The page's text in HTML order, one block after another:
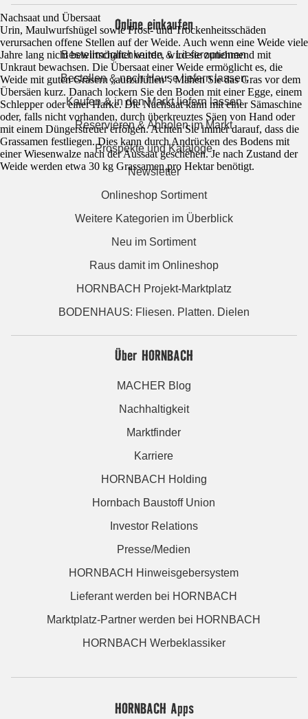
Nachsaat und Übersaat
Urin, Maulwurfshügel sowie Frost- und Trockenheitsschäden
verursachen offene Stellen auf der Weide. Auch wenn eine Weide viele
Jahre lang nicht bewirtschaftet wurde, wird sie zunehmend mit
Unkraut bewachsen. Die Übersaat einer Weide ermöglicht es, die
Weide mit guten Gräsern „aufzufüllen“. Mähen Sie das Gras vor dem
Übersäen kurz. Danach lockern Sie den Boden mit einer Egge, einem
Schlepper oder einer Harke. Die Nachsaat kann mit einer Sämaschine
oder, falls nicht vorhanden, durch überkreuztes Säen von Hand oder
mit einem Düngerstreuer erfolgen. Achten Sie immer darauf, dass die
Grassamen festliegen. Dies kann durch Andrücken des Bodens mit
einer Wiesenwalze nach der Aussaat geschehen. Je nach Zustand der
Weide werden etwa 30 kg Grassamen pro Hektar benötigt.
Online einkaufen
Bestellmöglichkeiten & Lieferoptionen
Bestellen & nach Hause liefern lassen
Kaufen & in den Markt liefern lassen
Reservieren & Abholen im Markt
Prospekte und Kataloge
Newsletter
Onlineshop Sortiment
Weitere Kategorien im Überblick
Neu im Sortiment
Raus damit im Onlineshop
HORNBACH Projekt-Marktplatz
BODENHAUS: Fliesen. Platten. Dielen
Über HORNBACH
MACHER Blog
Nachhaltigkeit
Marktfinder
Karriere
HORNBACH Holding
Hornbach Baustoff Union
Investor Relations
Presse/Medien
HORNBACH Hinweisgebersystem
Lieferant werden bei HORNBACH
Marktplatz-Partner werden bei HORNBACH
HORNBACH Werbeklassiker
HORNBACH Apps